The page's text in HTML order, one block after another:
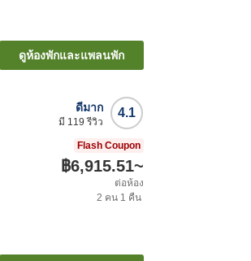
ดูห้องพักและแพลนพัก
4.1
ดีมาก
มี 119 รีวิว
Flash Coupon
฿6,915.51~
ต่อห้อง
2 คน 1 คืน